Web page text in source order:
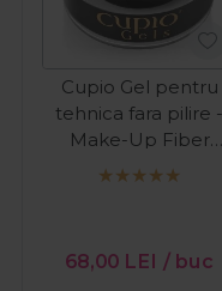
Cupio Gel pentru
tehnica fara pilire -
Make-Up Fiber
Natural 15ml
68,00 LEI / buc